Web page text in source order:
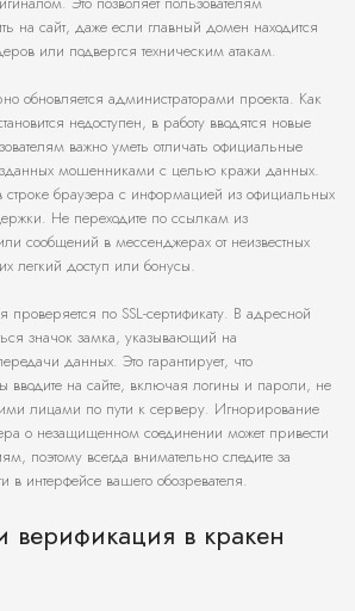
на сайт, даже если главный домен находится
или подвергся техническим атакам.
обновляется администраторами проекта. Как
недоступен, в работу вводятся новые
важно уметь отличать официальные
мошенниками с целью кражи данных.
строке браузера с информацией из официальных
Не переходите по ссылкам из
сообщений в мессенджерах от неизвестных
легкий доступ или бонусы.
проверяется по SSL-сертификату. В адресной
значок замка, указывающий на
данных. Это гарантирует, что
вводите на сайте, включая логины и пароли, не
лицами по пути к серверу. Игнорирование
о незащищенном соединении может привести
поэтому всегда внимательно следите за
в интерфейсе вашего обозревателя.
верификация в кракен